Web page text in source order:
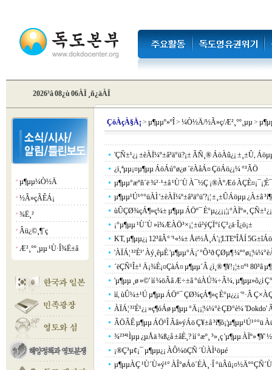
2026³â 08¿ù 06ÀÏ ¸ñ¿äÀÏ
¡á µ¶µµ¼Ò½Ä
¡á ½Ã»çÃÊÁ¡
¡á ¾Ë¸²
¡á Âü¿©¸¶´ç
¡á Æ²¸°º¸µµ ¹Ù·Î¾Ë±â
ÇöÀçÀ§Ä¡ > µ¶µµº»ºÎ> ¼Ò½Ä/½Ã»ç/Æ²¸°º¸µµ>
'ÇÑ±¹¿¡ ±èÀÏ¼º±â³ä°ü?¡± ÃÑ¸® ÁöÀû¿¡ ±¸±Û,
¿ï¸ªµµ¡¤µ¶µµ ÁöÁú°ø¿ø ´ëÀåÁ¤ ÇöÁö¿¡¼­ °³ÃÖ
µ¶µµ°æºñ´ë ¾²·¹±â ¹Ù´Ù À¯½Ç ¡®ÀºÆó
µ¶µµ¹Ú¹°°üÀÌ '±èÀÏ¼º±â³ä°ü'?¡¦ ±¸±ÛÁöµµ ¿À±â
ùÛÇØ¾çÁ¶»ç¼± µ¶µµ ÁÖº¯ È°µ¿¿¡¡¦¡°ÀÏº»,
¡°µ¶µµ ¹Ù´Ù »ì¾ÆÀÖ³×¡¦ ±ú²ýÇÏ°í Ç³¿ä·Î¿ö¡±
KT, µ¶µµ¿¡ 12³âÂ° '¹«¼± Åë½Å¸Á'¡¦LTEºÎÅÍ 5G±îÁö
'ÀÏÁ¦ ³²È¹' Àý¸êµÈ 'µ¶µµ°­Ä¡' °Ô³ð ÇØµ¶
´ëÇÑ¹Î±¹ Ä¡¾È¡¤ÇàÁ¤ µ¶µµ´Â ¿ì¸® ¶¥!¡¦±¤º¹ 80³â
'µ¶µµ ¸ø »©' ìí ¼öÃâ Æ÷±â °úÀÚ¾÷Ã¼, µ¶µµ»õ¿ì
ìí, ùÛ¼±¹Ú µ¶µµ ÁÖº¯ ÇØ¾çÁ¶»ç È°µ¿¿¡ '°­·Â
ÀÏÁ¦ ³²È¹¿¡ »ç¶óÁø µ¶µµ °­Ä¡¡¦¼¼°è ÇÐ°è¼­ 'Dokdo'
ÃÖÃÊ µ¶µµ ÁÖ¹Î Ãâ»ýÁö Ç¥±â ³í¶õ¡¦µ¶µµ¹Ú¹°°ü
¾²³ª¹Ìµµ ¿µÅä ¾ß¿å ±âÈ¸? ìí °æº¸ ³»¸ç 'µ¶µµ ÀÏº»
¡®Ç³µ¢¡¯ µ¶µµ¿¡ ÀÔ¼öÇÑ ´ÙÀÌ¹öµé
µ¶µµÀÇ ¹Ù´Ù»ý¹° ÀÎ°øÁö´ÉÀ¸·Î °üÂû¡¤½Äº°ÇÑ´Ù